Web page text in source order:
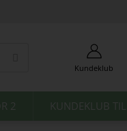
Kundeklub
2 KUNDEKLUB